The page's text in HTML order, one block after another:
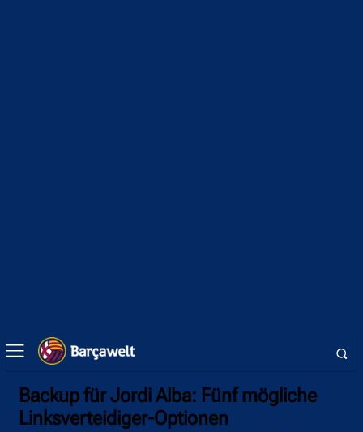
Backup für Jordi Alba: Fünf mögliche
Linksverteidiger-Optionen